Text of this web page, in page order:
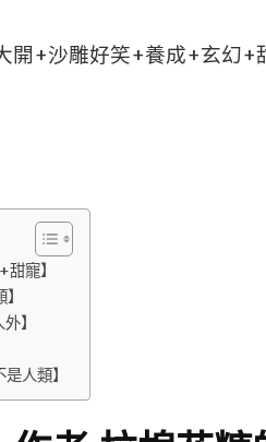
+沙雕好笑+養成+玄幻+
寵】
】
人類】